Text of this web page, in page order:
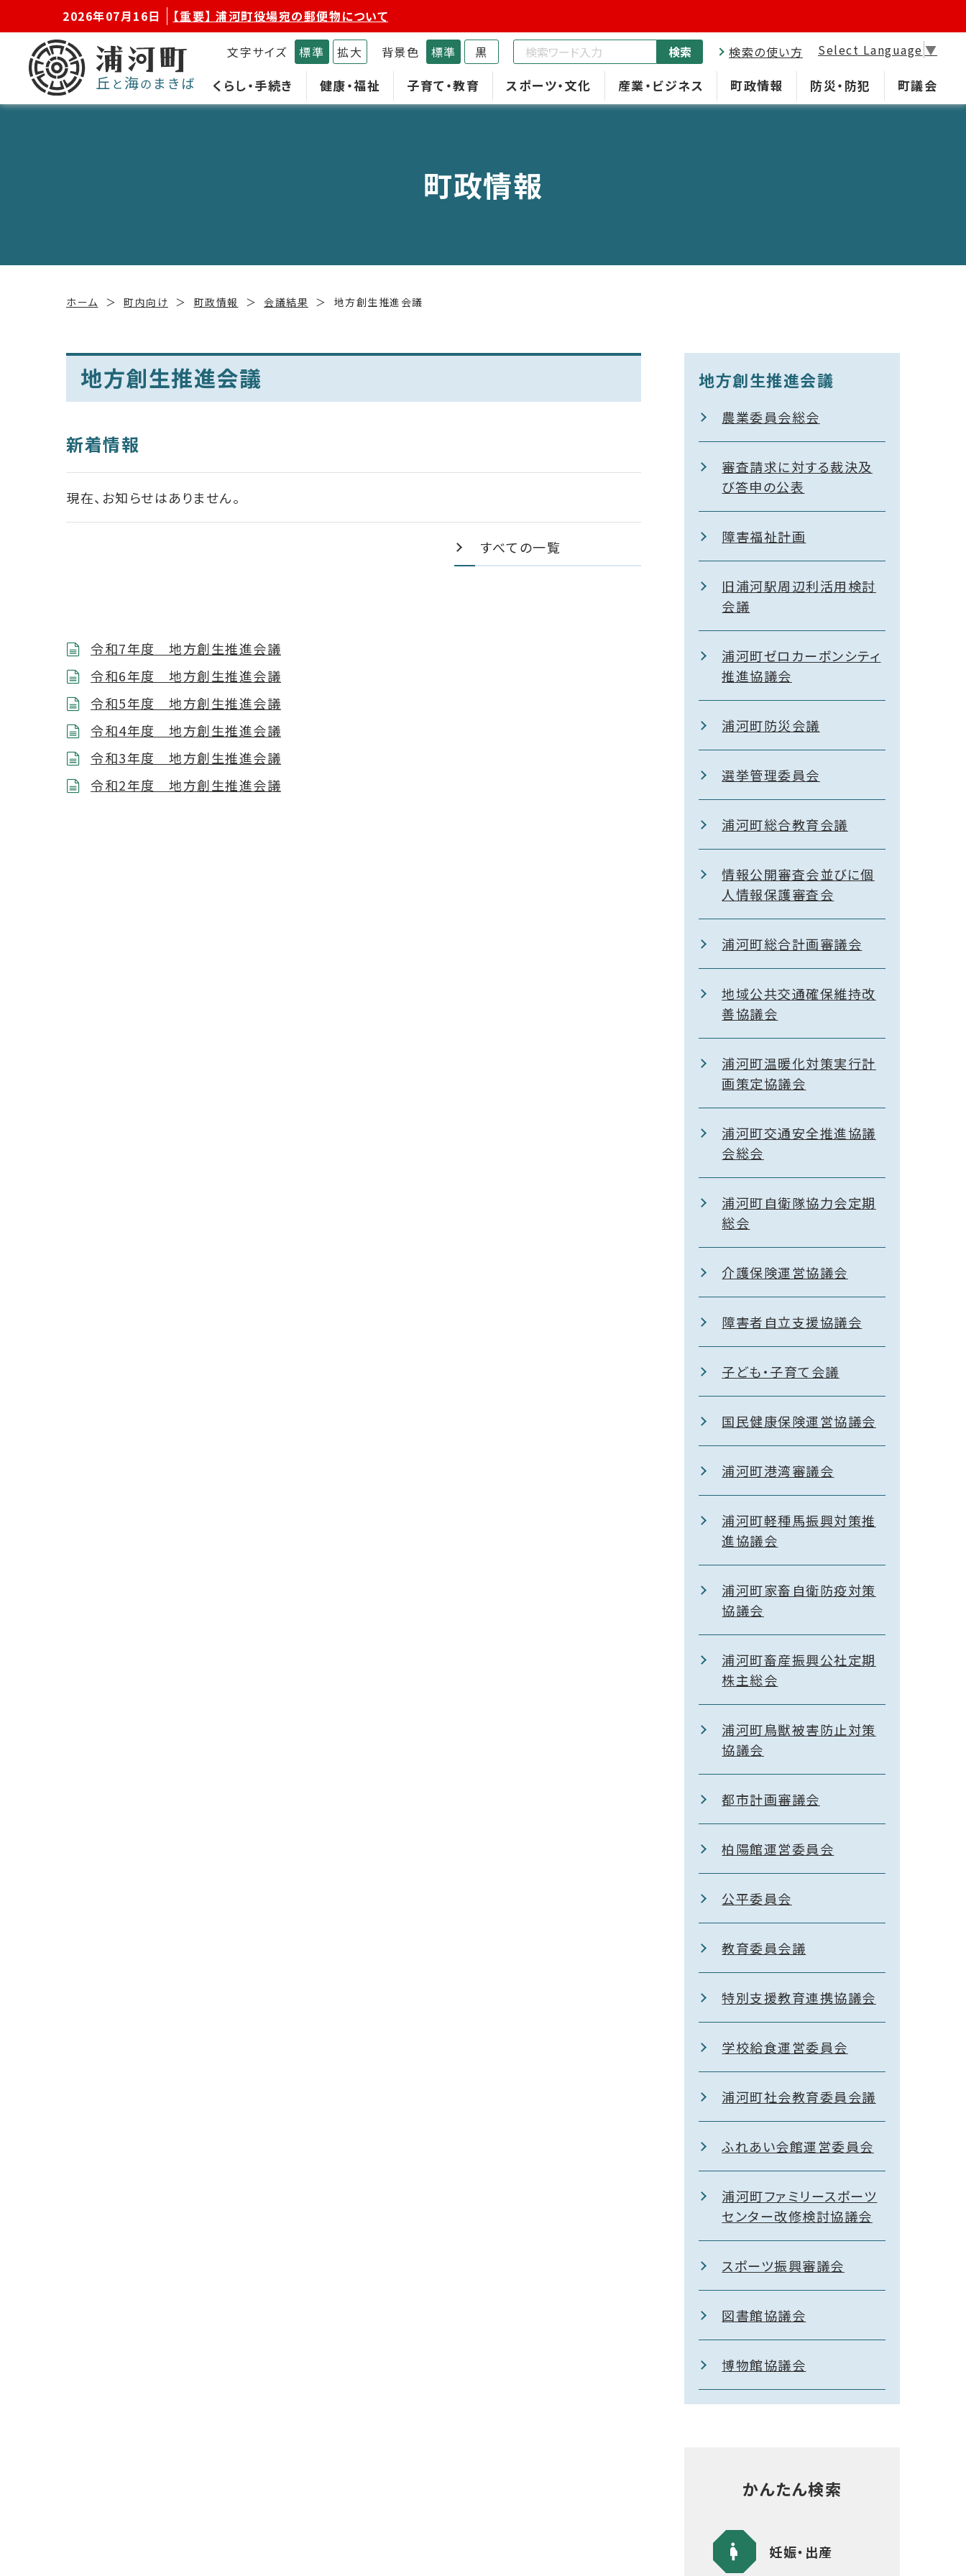
2026年07月16日 【重要】 浦河町役場宛の郵便物について
くらし・手続き 健康・福祉 子育て・教育 スポーツ・文化 産業・ビジネス 町政情報 防災・防犯 町議会
文字サイズ 標準 拡大 背景色 標準 黒 検索 検索の使い方 Select Language ▼
町政情報
ホーム 町内向け 町政情報 会議結果 地方創生推進会議
地方創生推進会議
新着情報
現在、お知らせはありません。
すべての一覧
令和7年度 地方創生推進会議
令和6年度 地方創生推進会議
令和5年度 地方創生推進会議
令和4年度 地方創生推進会議
令和3年度 地方創生推進会議
令和2年度 地方創生推進会議
地方創生推進会議
農業委員会総会
審査請求に対する裁決及
び答申の公表
障害福祉計画
旧浦河駅周辺利活用検討
会議
浦河町ゼロカーボンシティ
推進協議会
浦河町防災会議
選挙管理委員会
浦河町総合教育会議
情報公開審査会並びに個
人情報保護審査会
浦河町総合計画審議会
地域公共交通確保維持改
善協議会
浦河町温暖化対策実行計
画策定協議会
浦河町交通安全推進協議
会総会
浦河町自衛隊協力会定期
総会
介護保険運営協議会
障害者自立支援協議会
子ども・子育て会議
国民健康保険運営協議会
浦河町港湾審議会
浦河町軽種馬振興対策推
進協議会
浦河町家畜自衛防疫対策
協議会
浦河町畜産振興公社定期
株主総会
浦河町鳥獣被害防止対策
協議会
都市計画審議会
柏陽館運営委員会
公平委員会
教育委員会議
特別支援教育連携協議会
学校給食運営委員会
浦河町社会教育委員会議
ふれあい会館運営委員会
浦河町ファミリースポーツ
センター改修検討協議会
スポーツ振興審議会
図書館協議会
博物館協議会
かんたん検索
妊娠・出産